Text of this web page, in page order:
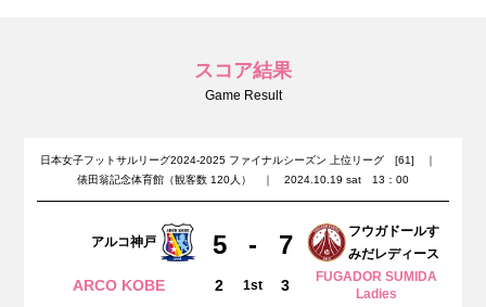
スコア結果
Game Result
日本女子フットサルリーグ2024-2025 ファイナルシーズン 上位リーグ [61] ｜
俵田翁記念体育館（観客数 120人） ｜ 2024.10.19 sat 13：00
アルコ神戸 5 - 7
フウガドールす
みだレディース
ARCO KOBE 2 1st 3
FUGADOR SUMIDA
Ladies